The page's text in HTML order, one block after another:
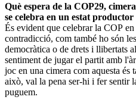
Què espera de la COP29,
se celebra en un estat productor
És evident que celebrar la COP en
contradicció, com també ho són
democràtica o de drets i llibertats
sentiment de jugar el partit amb
joc en una cimera com aquesta és
això, val la pena ser-hi i fer sentir
puguem.